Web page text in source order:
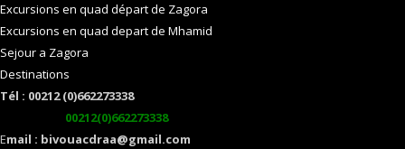
Excursions en quad départ de Zagora
Excursions en quad depart de Mhamid
Sejour a Zagora
Destinations
Tél : 00212 (0)662273338
00212(0)662273338
Email : bivouacdraa@gmail.com